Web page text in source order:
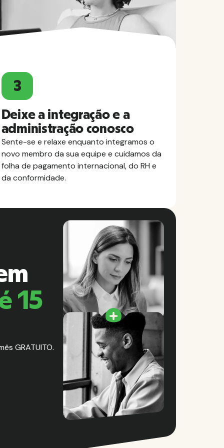
3
Deixe a integração e a
administração conosco
Sente-se e relaxe enquanto integramos o
novo membro da sua equipe e cuidamos da
folha de pagamento internacional, do RH e
da conformidade.
15
GRATUITO.